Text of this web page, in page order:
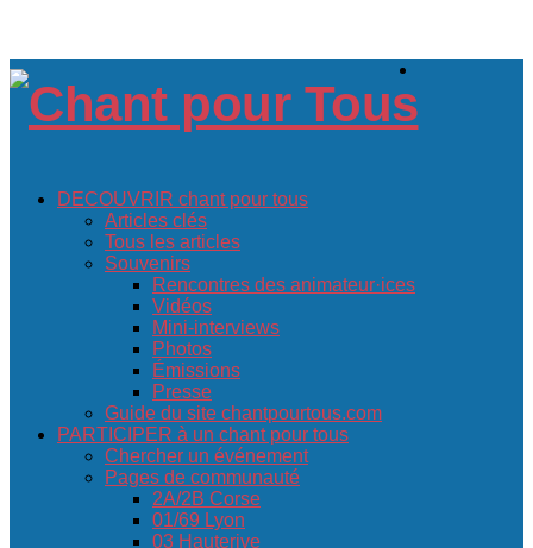
DECOUVRIR chant pour tous
Articles clés
Tous les articles
Souvenirs
Rencontres des animateur·ices
Vidéos
Mini-interviews
Photos
Émissions
Presse
Guide du site chantpourtous.com
PARTICIPER à un chant pour tous
Chercher un événement
Pages de communauté
2A/2B Corse
01/69 Lyon
03 Hauterive